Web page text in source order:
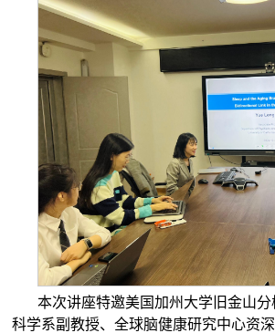
本次讲座特邀美国加州大学旧金山
科学系副教授、全球脑健康研究中心资